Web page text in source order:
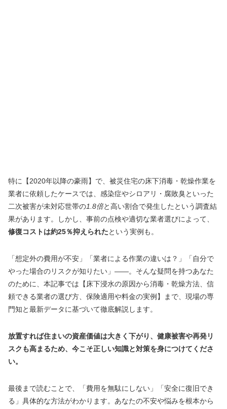
特に【2020年以降の豪雨】で、被災住宅の床下消毒・乾燥作業を
業者に依頼したケースでは、感染症やシロアリ・腐敗臭といった
二次被害が未対応世帯の1.8倍と高い割合で発生したという調査結
果があります。しかし、事前の点検や適切な業者選びによって、
修復コストは約25％抑えられたという実例も。
「想定外の費用が不安」「業者による作業の違いは？」「自分で
やった場合のリスクが知りたい」――。そんな疑問を持つあなた
のために、本記事では【床下浸水の原因から消毒・乾燥方法、信
頼できる業者の選び方、保険適用や料金の実例】まで、現場の専
門知と最新データに基づいて徹底解説します。
放置すれば住まいの資産価値は大きく下がり、健康被害や再発リ
スクも高まるため、今こそ正しい知識と対策を身につけてくださ
い。
最後まで読むことで、「費用を無駄にしない」「安全に復旧でき
る」具体的な方法がわかります。あなたの不安や悩みを根本から